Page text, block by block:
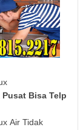
Bisa Telp
Air Tidak